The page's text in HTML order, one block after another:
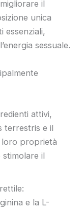
il
unica
essenziali,
sessuale.
attivi,
terrestris e il
loro proprietà
il
e la L-